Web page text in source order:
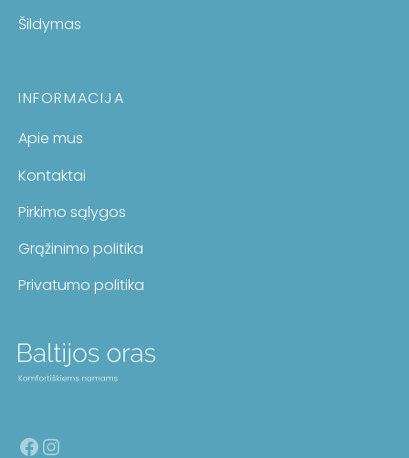
Šildymas
INFORMACIJA
Apie mus
Kontaktai
Pirkimo sąlygos
Grąžinimo politika
Privatumo politika
Facebook